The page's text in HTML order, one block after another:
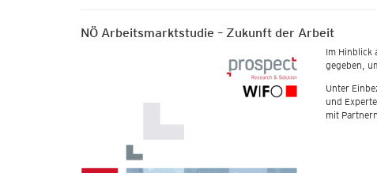
NÖ Arbeitsmarktstudie – Zukunft der Arbeit
Im Hinblick
gegeben,
Unter
und
mit